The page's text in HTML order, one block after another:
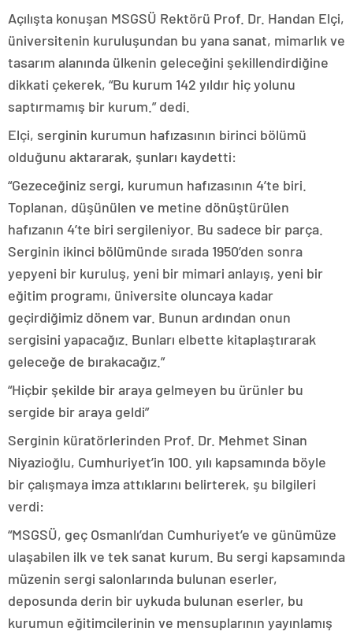
Açılışta konuşan MSGSÜ Rektörü Prof. Dr. Handan Elçi,
üniversitenin kuruluşundan bu yana sanat, mimarlık ve
tasarım alanında ülkenin geleceğini şekillendirdiğine
dikkati çekerek, “Bu kurum 142 yıldır hiç yolunu
saptırmamış bir kurum.” dedi.
Elçi, serginin kurumun hafızasının birinci bölümü
olduğunu aktararak, şunları kaydetti:
“Gezeceğiniz sergi, kurumun hafızasının 4’te biri.
Toplanan, düşünülen ve metine dönüştürülen
hafızanın 4’te biri sergileniyor. Bu sadece bir parça.
Serginin ikinci bölümünde sırada 1950’den sonra
yepyeni bir kuruluş, yeni bir mimari anlayış, yeni bir
eğitim programı, üniversite oluncaya kadar
geçirdiğimiz dönem var. Bunun ardından onun
sergisini yapacağız. Bunları elbette kitaplaştırarak
geleceğe de bırakacağız.”
“Hiçbir şekilde bir araya gelmeyen bu ürünler bu
sergide bir araya geldi”
Serginin küratörlerinden Prof. Dr. Mehmet Sinan
Niyazioğlu, Cumhuriyet’in 100. yılı kapsamında böyle
bir çalışmaya imza attıklarını belirterek, şu bilgileri
verdi:
“MSGSÜ, geç Osmanlı’dan Cumhuriyet’e ve günümüze
ulaşabilen ilk ve tek sanat kurum. Bu sergi kapsamında
müzenin sergi salonlarında bulunan eserler,
deposunda derin bir uykuda bulunan eserler, bu
kurumun eğitimcilerinin ve mensuplarının yayınlamış